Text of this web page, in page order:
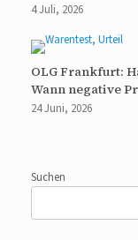
4 Juli, 2026
OLG Frankfurt:
Wann negative
24 Juni, 2026
Suchen